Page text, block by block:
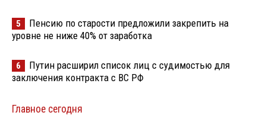
5
Пенсию по старости предложили закрепить на
уровне не ниже 40% от заработка
6
Путин расширил список лиц с судимостью для
заключения контракта с ВС РФ
Главное сегодня